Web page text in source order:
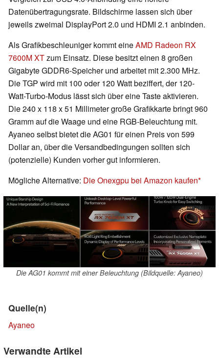
Datenübertragungsrate. Bildschirme lassen sich über
jeweils zweimal DisplayPort 2.0 und HDMI 2.1 anbinden.
Als Grafikbeschleuniger kommt eineAMD Radeon RX
7600M XTzum Einsatz. Diese besitzt einen 8 großen
Gigabyte GDDR6-Speicher und arbeitet mit 2.300 MHz.
Die TGP wird mit 100 oder 120 Watt beziffert, der 120-
Watt-Turbo-Modus lässt sich über eine Taste aktivieren.
Die 240 x 118 x 51 Millimeter große Grafikkarte bringt 960
Gramm auf die Waage und eine RGB-Beleuchtung mit.
Ayaneo selbst bietet die AG01 für einen Preis von 599
Dollar an, über die Versandbedingungen sollten sich
(potenzielle) Kunden vorher gut informieren.
Mögliche Alternative: Die Onexgpu bei Amazon kaufen
Die AG01 kommt mit einer Beleuchtung (Bildquelle: Ayaneo)
Quelle(n)
Ayaneo
Verwandte Artikel